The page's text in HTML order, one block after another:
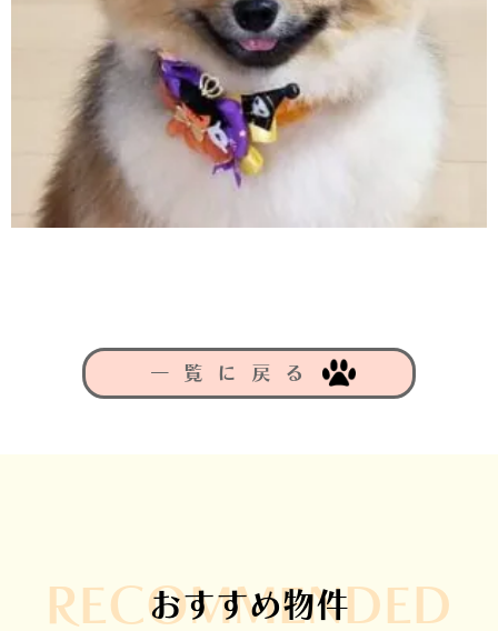
一覧に戻る
RECOMMENDED
おすすめ物件